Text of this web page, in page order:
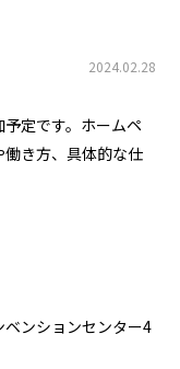
2024.02.28
定です。ホームペ
き方、具体的な仕
ンションセンター4